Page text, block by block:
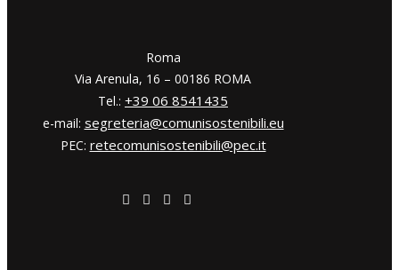
​​Roma
Via Arenula, 16 – 00186 ROMA
Tel.: +39 06 8541435
e-mail: segreteria@comunisostenibili.eu
PEC: retecomunisostenibili@pec.it